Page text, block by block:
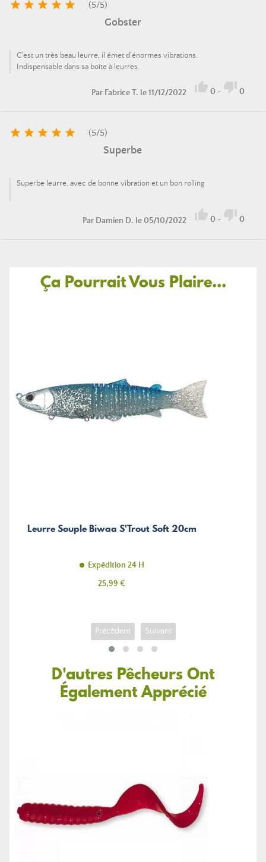
     (5/5)
Gobster
C'est un très beau leurre, il émet d'énormes vibrations.
Indispensable dans sa boîte à leurres.
Par Fabrice T. le 11/12/2022  0 -  0
     (5/5)
Superbe
Superbe leurre, avec de bonne vibration et un bon rolling
Par Damien D. le 05/10/2022  0 -  0
Ça Pourrait Vous Plaire...
Leurre Souple Biwaa S'Trout Soft 20cm
Expédition 24 H
Prix
25,99 €
Précédent Suivant
D'autres Pêcheurs Ont
Également Apprécié